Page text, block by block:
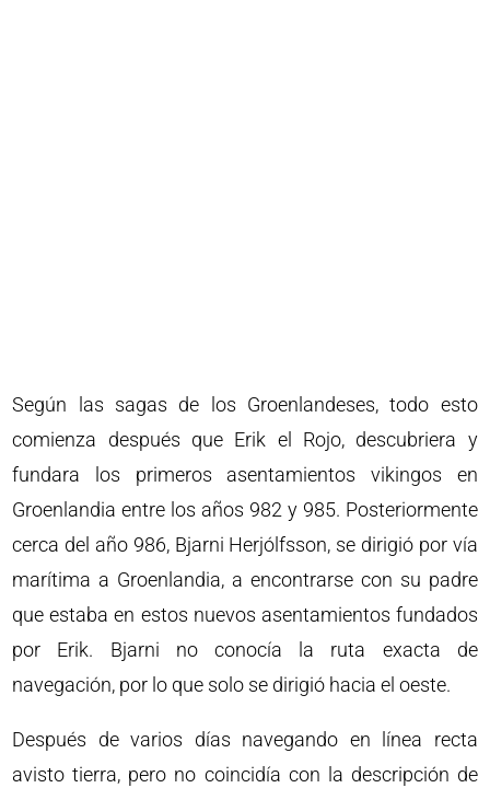
Según las sagas de los Groenlandeses, todo esto
comienza después que Erik el Rojo, descubriera y
fundara los primeros asentamientos vikingos en
Groenlandia entre los años 982 y 985. Posteriormente
cerca del año 986, Bjarni Herjólfsson, se dirigió por vía
marítima a Groenlandia, a encontrarse con su padre
que estaba en estos nuevos asentamientos fundados
por Erik. Bjarni no conocía la ruta exacta de
navegación, por lo que solo se dirigió hacia el oeste.
Después de varios días navegando en línea recta
avisto tierra, pero no coincidía con la descripción de